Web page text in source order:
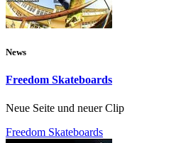
News
Freedom Skateboards
Neue Seite und neuer Clip
Freedom Skateboards